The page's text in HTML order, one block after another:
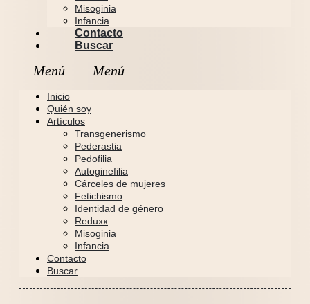
Misoginia
Infancia
Contacto
Buscar
Inicio
Quién soy
Artículos
Transgenerismo
Pederastia
Pedofilia
Autoginefilia
Cárceles de mujeres
Fetichismo
Identidad de género
Reduxx
Misoginia
Infancia
Contacto
Buscar